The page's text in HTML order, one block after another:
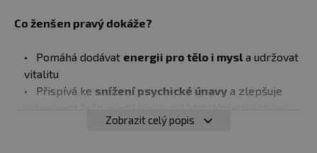
Co ženšen pravý dokáže?
Pomáhá dodávat energii pro tělo i mysl a udržovat
vitalitu
Přispívá ke snížení psychické únavy a zlepšuje
Pomáhá udržovatzdravý spánek
Zobrazit celý popis